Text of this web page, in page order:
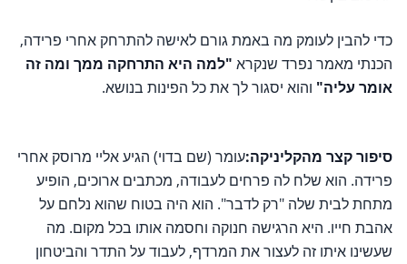
כדי להבין לעומק מה באמת גורם לאישה להתרחק אחרי פרידה,
הכנתי מאמר נפרד שנקרא "למה היא התרחקה ממך ומה זה
אומר עליה" והוא יסגור לך את כל הפינות בנושא.
סיפור קצר מהקליניקה:עומר (שם בדוי) הגיע אליי מרוסק אחרי
פרידה. הוא שלח לה פרחים לעבודה, מכתבים ארוכים, הופיע
מתחת לבית שלה "רק לדבר". הוא היה בטוח שהוא נלחם על
אהבת חייו. היא הרגישה חנוקה וחסמה אותו בכל מקום. מה
שעשינו איתו זה לעצור את המרדף, לעבוד על התדר והביטחון